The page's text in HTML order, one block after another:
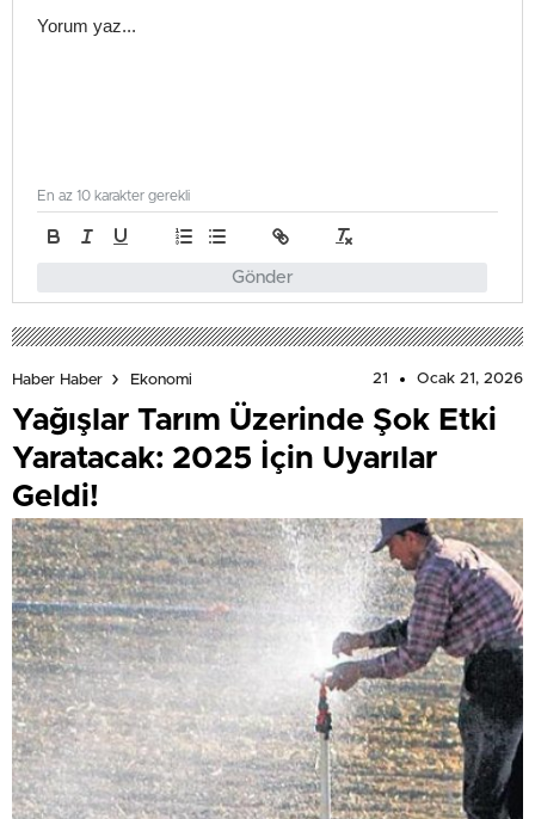
Gönder
En az 10 karakter gerekli
Haber Haber Ekonomi 21 Ocak 21, 2026
Yağışlar Tarım Üzerinde Şok Etki
Yaratacak: 2025 İçin Uyarılar
Geldi!